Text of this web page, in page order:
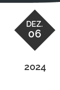
DEZ.
06
2024